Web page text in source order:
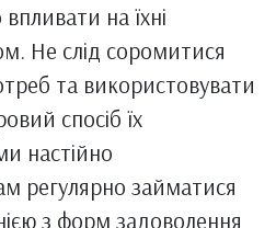
на їхні
Не слід соромитися
та використовувати
спосіб їх
настійно
регулярно займатися
з форм задоволення